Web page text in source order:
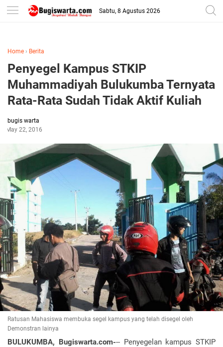
-->
Sabtu, 8 Agustus 2026
Home › Berita
Penyegel Kampus STKIP
Muhammadiyah Bulukumba Ternyata
Rata-Rata Sudah Tidak Aktif Kuliah
bugis warta
May 22, 2016
Ratusan Mahasiswa membuka segel kampus yang telah disegel oleh
Demonstran lainya
BULUKUMBA, Bugiswarta.com--- Penyegelan kampus STKIP